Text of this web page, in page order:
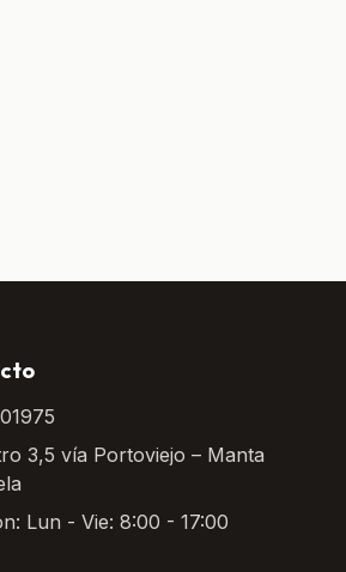
3,5 vía Portoviejo – Manta
Lun - Vie: 8:00 - 17:00